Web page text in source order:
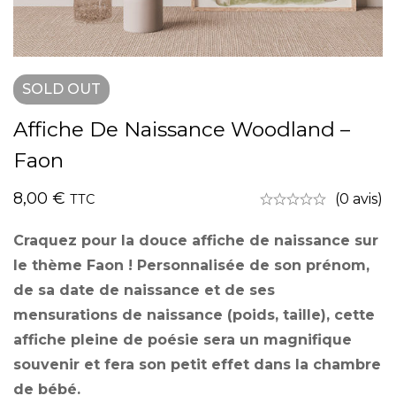
SOLD OUT
Affiche De Naissance Woodland –
Faon
8,00 € TTC (0 avis)
Craquez pour la douce affiche de naissance sur
le thème Faon ! Personnalisée de son prénom,
de sa date de naissance et de ses
mensurations de naissance (poids, taille), cette
affiche pleine de poésie sera un magnifique
souvenir et fera son petit effet dans la chambre
de bébé.